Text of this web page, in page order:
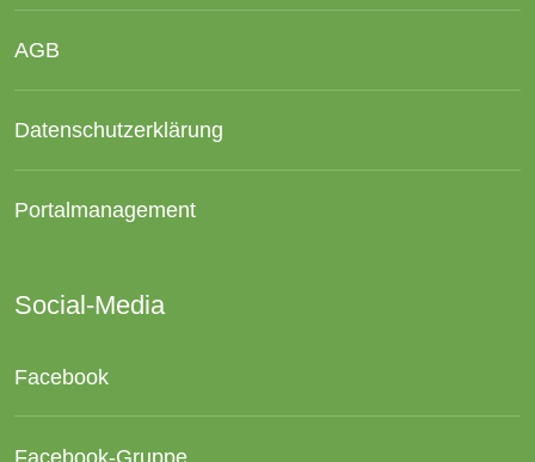
AGB
Datenschutzerklärung
Portalmanagement
Social-Media
Facebook
Facebook-Gruppe